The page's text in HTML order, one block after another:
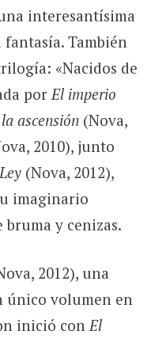
interesantísima
También
«Nacidos de
por El imperio
ascensión(Nova,
2010), junto
(Nova, 2012),
imaginario
y cenizas.
2012), una
único volumen en
inició conEl